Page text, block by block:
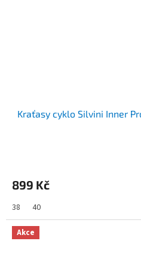
Kraťasy cyklo Silvini Inner
899 Kč
38 40
Akce